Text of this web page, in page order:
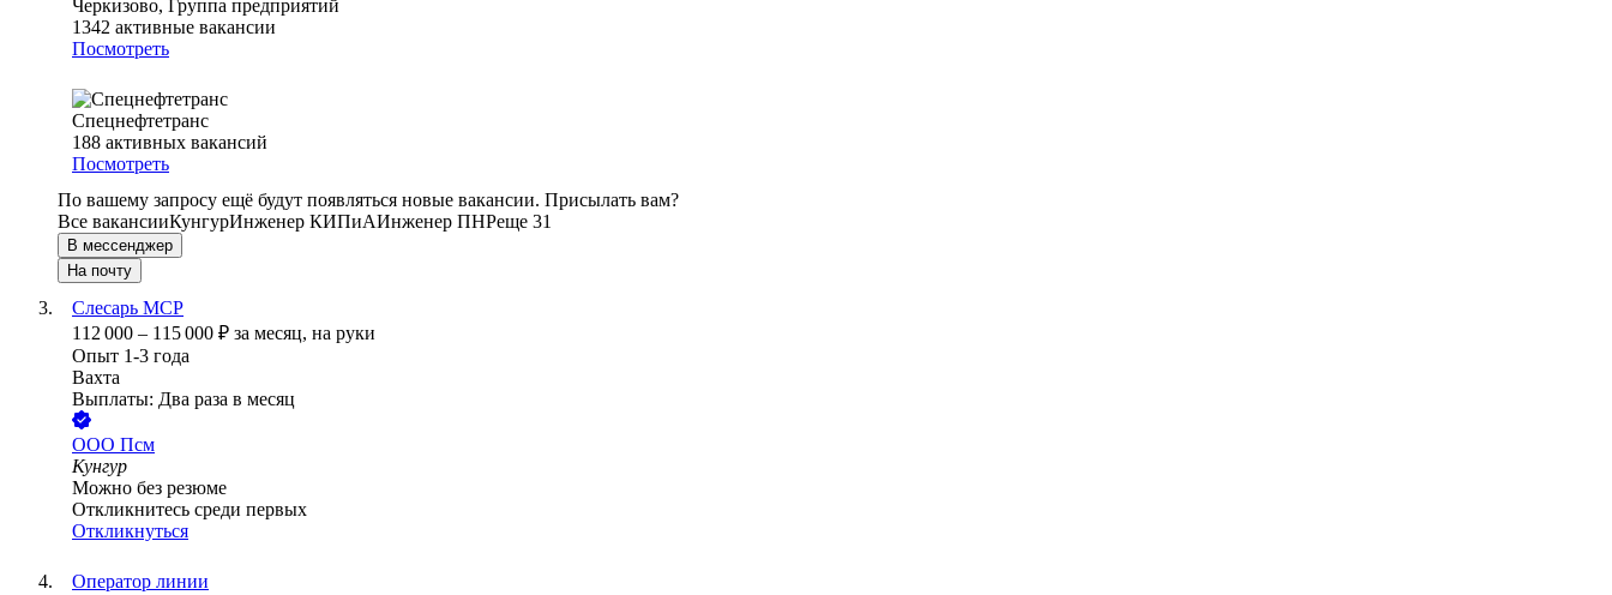
Черкизово, Группа предприятий
1342 активные вакансии
Посмотреть
Спецнефтетранс
188 активных вакансий
Посмотреть
По вашему запросу ещё будут появляться новые вакансии. Присылать вам?
Все вакансииКунгурИнженер КИПиАИнженер ПНРеще 31
В мессенджер
На почту
Слесарь МСР
112 000 – 115 000 ₽ за месяц, на руки
Опыт 1-3 года
Вахта
Выплаты: Два раза в месяц
ООО Псм
Кунгур
Можно без резюме
Откликнитесь среди первых
Откликнуться
Оператор линии